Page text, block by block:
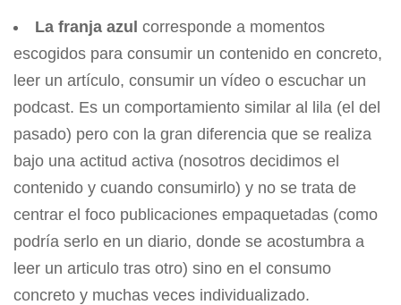
La franja azul corresponde a momentos
escogidos para consumir un contenido en concreto,
leer un artículo, consumir un vídeo o escuchar un
podcast. Es un comportamiento similar al lila (el del
pasado) pero con la gran diferencia que se realiza
bajo una actitud activa (nosotros decidimos el
contenido y cuando consumirlo) y no se trata de
centrar el foco publicaciones empaquetadas (como
podría serlo en un diario, donde se acostumbra a
leer un articulo tras otro) sino en el consumo
concreto y muchas veces individualizado.